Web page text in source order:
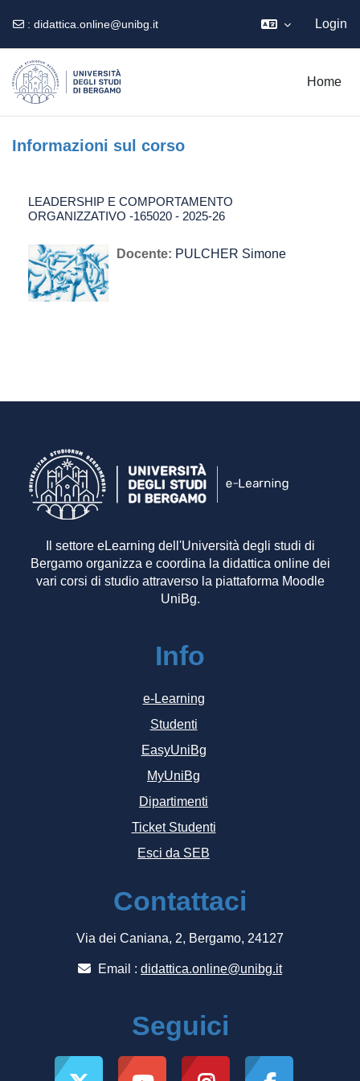
: didattica.online@unibg.it Login
Home
Informazioni sul corso
LEADERSHIP E COMPORTAMENTO
ORGANIZZATIVO -165020 - 2025-26
Docente: PULCHER Simone
Il settore eLearning dell'Università degli studi di
Bergamo organizza e coordina la didattica online dei
vari corsi di studio attraverso la piattaforma Moodle
UniBg.
Info
e-Learning
Studenti
EasyUniBg
MyUniBg
Dipartimenti
Ticket Studenti
Esci da SEB
Contattaci
Via dei Caniana, 2, Bergamo, 24127
Email : didattica.online@unibg.it
Seguici